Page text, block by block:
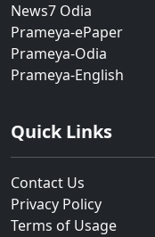
News7 Odia
Prameya-ePaper
Prameya-Odia
Prameya-English
Quick Links
Contact Us
Privacy Policy
Terms of Usage